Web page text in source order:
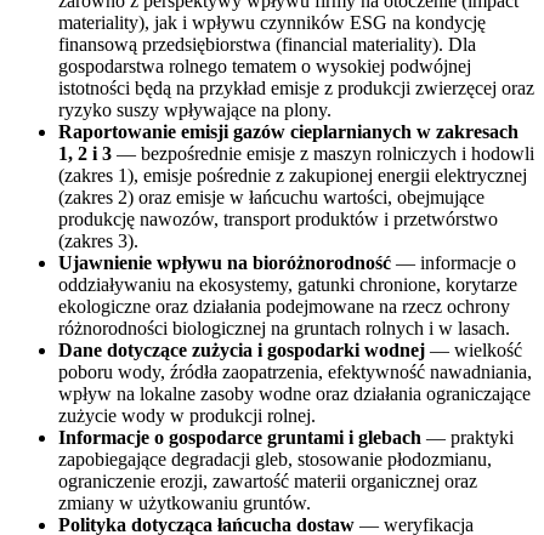
materiality), jak i wpływu czynników ESG na kondycję
finansową przedsiębiorstwa (financial materiality). Dla
gospodarstwa rolnego tematem o wysokiej podwójnej
istotności będą na przykład emisje z produkcji zwierzęcej oraz
ryzyko suszy wpływające na plony.
Raportowanie emisji gazów cieplarnianych w zakresach
1, 2 i 3 — bezpośrednie emisje z maszyn rolniczych i hodowli
(zakres 1), emisje pośrednie z zakupionej energii elektrycznej
(zakres 2) oraz emisje w łańcuchu wartości, obejmujące
produkcję nawozów, transport produktów i przetwórstwo
(zakres 3).
Ujawnienie wpływu na bioróżnorodność — informacje o
oddziaływaniu na ekosystemy, gatunki chronione, korytarze
ekologiczne oraz działania podejmowane na rzecz ochrony
różnorodności biologicznej na gruntach rolnych i w lasach.
Dane dotyczące zużycia i gospodarki wodnej — wielkość
poboru wody, źródła zaopatrzenia, efektywność nawadniania,
wpływ na lokalne zasoby wodne oraz działania ograniczające
zużycie wody w produkcji rolnej.
Informacje o gospodarce gruntami i glebach — praktyki
zapobiegające degradacji gleb, stosowanie płodozmianu,
ograniczenie erozji, zawartość materii organicznej oraz
zmiany w użytkowaniu gruntów.
Polityka dotycząca łańcucha dostaw — weryfikacja